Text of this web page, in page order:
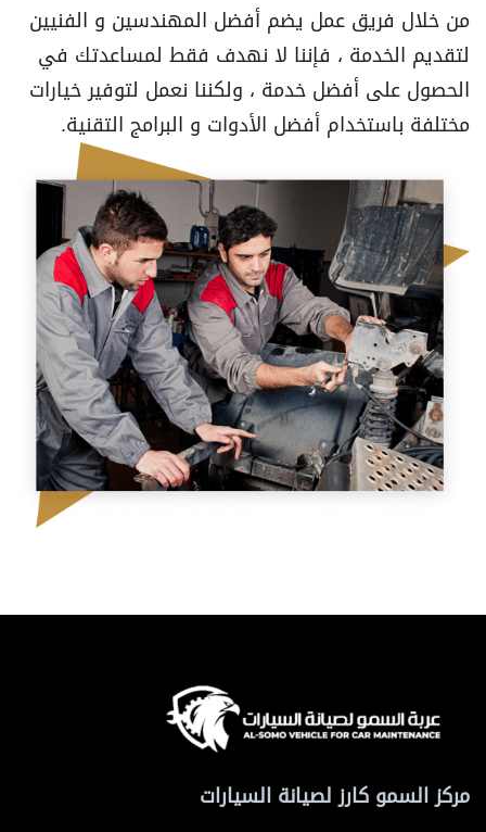
من خلال فريق عمل يضم أفضل المهندسين و الفنيين
لتقديم الخدمة ، فإننا لا نهدف فقط لمساعدتك في
الحصول على أفضل خدمة ، ولكننا نعمل لتوفير خيارات
مختلفة باستخدام أفضل الأدوات و البرامج التقنية.
مركز السمو كارز لصيانة السيارات